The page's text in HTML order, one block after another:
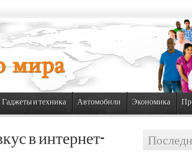
Гаджеты и техника Автомобили Экономика
в интернет-